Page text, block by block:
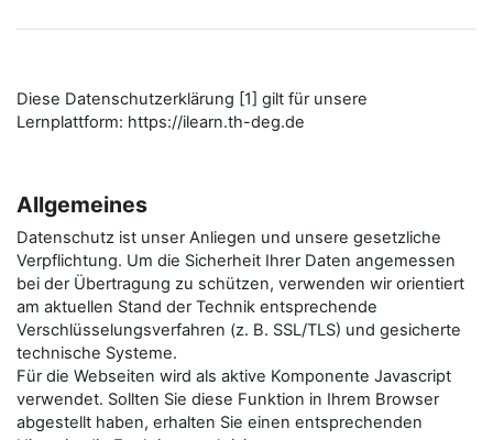
Diese Datenschutzerklärung [1] gilt für unsere
Lernplattform: https://ilearn.th-deg.de
Allgemeines
Datenschutz ist unser Anliegen und unsere gesetzliche
Verpflichtung. Um die Sicherheit Ihrer Daten angemessen
bei der Übertragung zu schützen, verwenden wir orientiert
am aktuellen Stand der Technik entsprechende
Verschlüsselungsverfahren (z. B. SSL/TLS) und gesicherte
technische Systeme.
Für die Webseiten wird als aktive Komponente Javascript
verwendet. Sollten Sie diese Funktion in Ihrem Browser
abgestellt haben, erhalten Sie einen entsprechenden